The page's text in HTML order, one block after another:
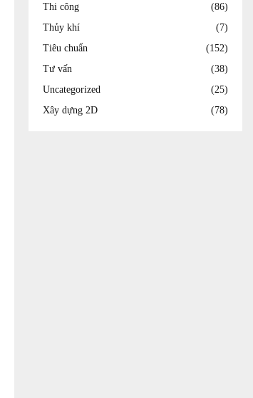
Thi công
(86)
Thủy khí
(7)
Tiêu chuẩn
(152)
Tư vấn
(38)
Uncategorized
(25)
Xây dựng 2D
(78)